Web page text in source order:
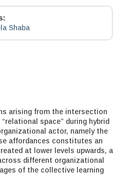
Shaba
arising from the intersection
space” during hybrid
actor, namely the
affordances constitutes an
at lower levels upwards, a
different organizational
of the collective learning